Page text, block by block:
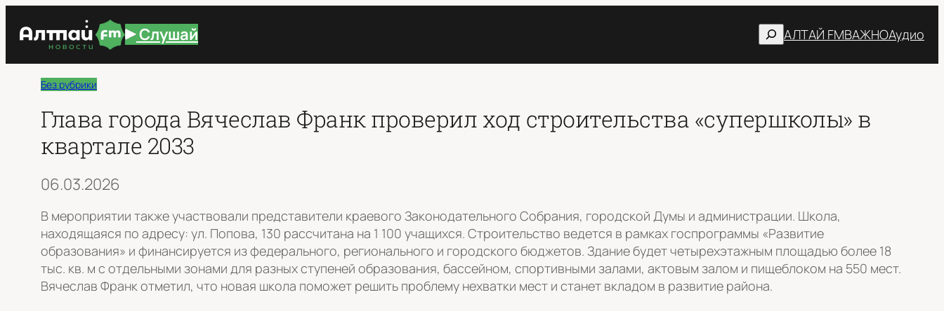
Слушай ПоискАЛТАЙ FMВАЖНОАудио
Без рубрики
Глава города Вячеслав Франк проверил ход строительства «супершколы» в
квартале 2033
06.03.2026
В мероприятии также участвовали представители краевого Законодательного Собрания, городской Думы и администрации. Школа,
находящаяся по адресу: ул. Попова, 130 рассчитана на 1 100 учащихся. Строительство ведется в рамках госпрограммы «Развитие
образования» и финансируется из федерального, регионального и городского бюджетов. Здание будет четырехэтажным площадью более 18
тыс. кв. м с отдельными зонами для разных ступеней образования, бассейном, спортивными залами, актовым залом и пищеблоком на 550 мест.
Вячеслав Франк отметил, что новая школа поможет решить проблему нехватки мест и станет вкладом в развитие района.